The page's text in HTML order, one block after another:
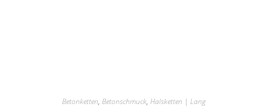
Betonketten, Betonschmuck, Halsketten | Lang